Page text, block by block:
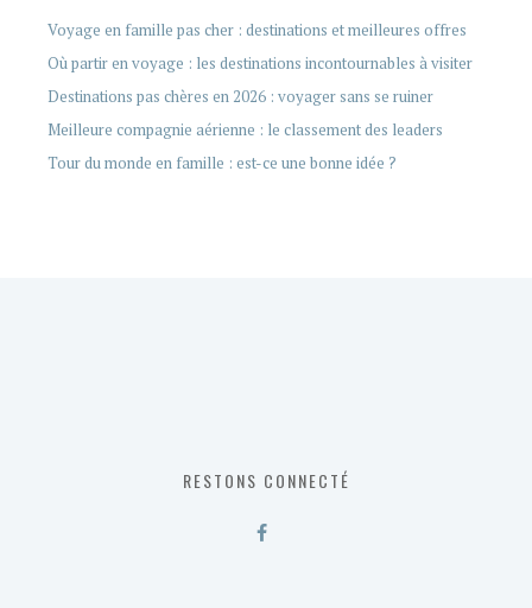
Voyage en famille pas cher : destinations et meilleures offres
Où partir en voyage : les destinations incontournables à visiter
Destinations pas chères en 2026 : voyager sans se ruiner
Meilleure compagnie aérienne : le classement des leaders
Tour du monde en famille : est-ce une bonne idée ?
RESTONS CONNECTÉ